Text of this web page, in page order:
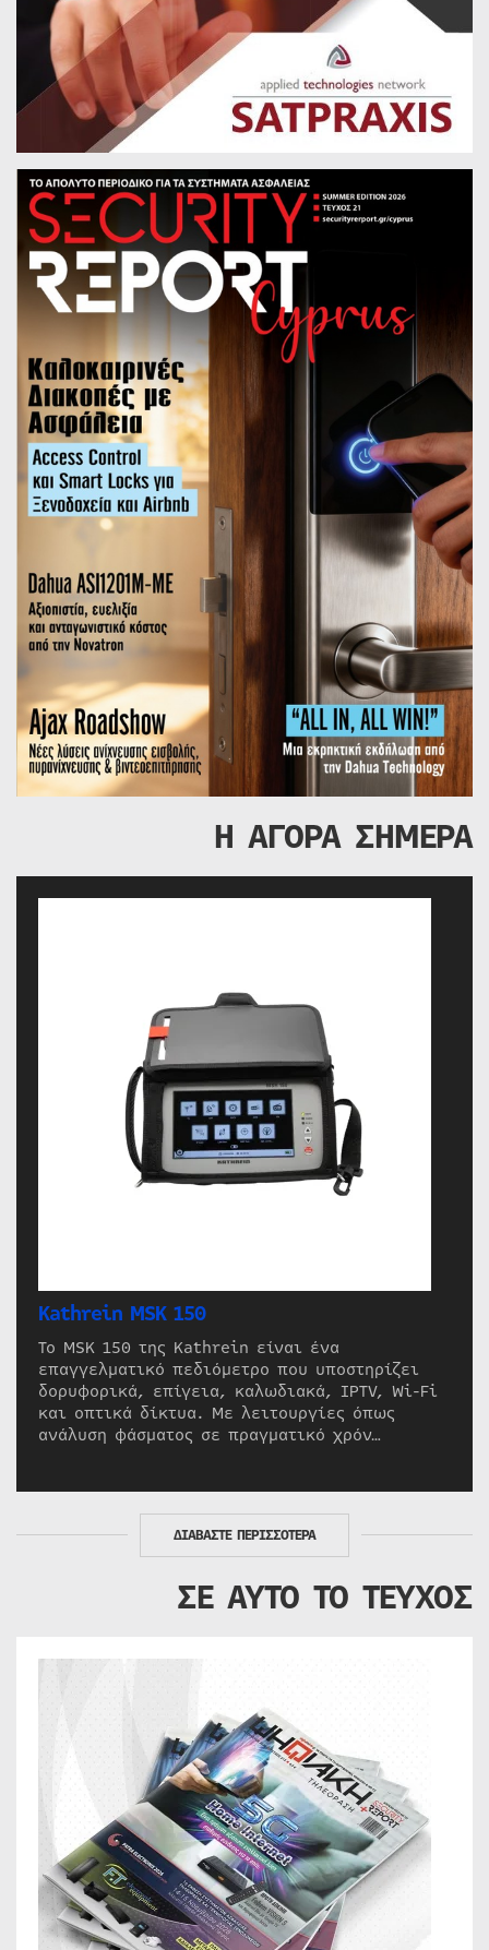
Η ΑΓΟΡΑ ΣΗΜΕΡΑ
Kathrein MSK 150
Το MSK 150 της Kathrein είναι ένα
επαγγελματικό πεδιόμετρο που υποστηρίζει
δορυφορικά, επίγεια, καλωδιακά, IPTV, Wi-Fi
και οπτικά δίκτυα. Με λειτουργίες όπως
ανάλυση φάσματος σε πραγματικό χρόν…
ΔΙΑΒΑΣΤΕ ΠΕΡΙΣΣΟΤΕΡΑ
ΣΕ ΑΥΤΟ ΤΟ ΤΕΥΧΟΣ